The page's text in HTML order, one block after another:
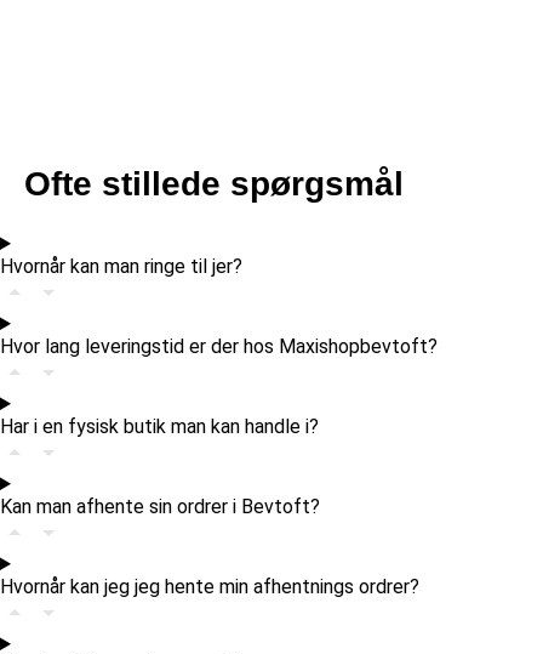
Ofte stillede spørgsmål
Hvornår kan man ringe til jer?
Hvor lang leveringstid er der hos Maxishopbevtoft?
Har i en fysisk butik man kan handle i?
Kan man afhente sin ordrer i Bevtoft?
Hvornår kan jeg jeg hente min afhentnings ordrer?